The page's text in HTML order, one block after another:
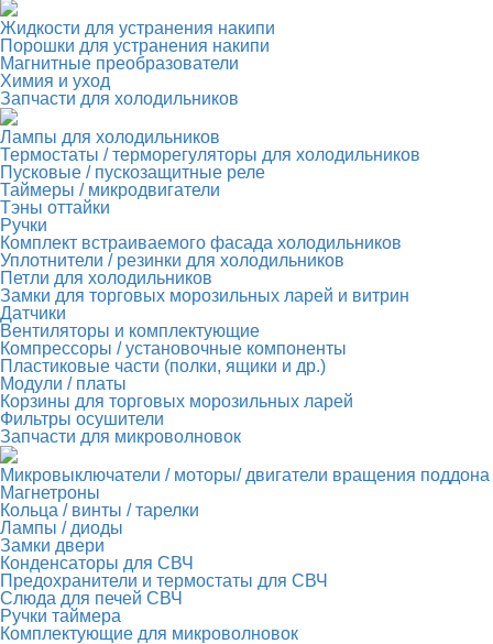
Жидкости для устранения накипи
Порошки для устранения накипи
Магнитные преобразователи
Химия и уход
Запчасти для холодильников
Лампы для холодильников
Термостаты / терморегуляторы для холодильников
Пусковые / пускозащитные реле
Таймеры / микродвигатели
Тэны оттайки
Ручки
Комплект встраиваемого фасада холодильников
Уплотнители / резинки для холодильников
Петли для холодильников
Замки для торговых морозильных ларей и витрин
Датчики
Вентиляторы и комплектующие
Компрессоры / установочные компоненты
Пластиковые части (полки, ящики и др.)
Модули / платы
Корзины для торговых морозильных ларей
Фильтры осушители
Запчасти для микроволновок
Микровыключатели / моторы/ двигатели вращения поддона
Магнетроны
Кольца / винты / тарелки
Лампы / диоды
Замки двери
Конденсаторы для СВЧ
Предохранители и термостаты для СВЧ
Слюда для печей СВЧ
Ручки таймера
Комплектующие для микроволновок